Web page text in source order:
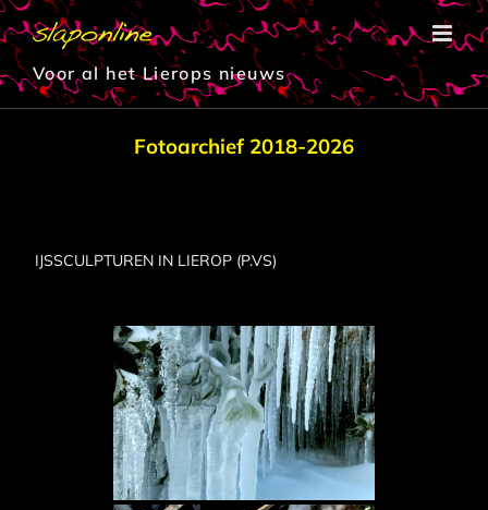
Ga
naar
inhoud
Voor al het Lierops nieuws
Fotoarchief 2018-2026
IJSSCULPTUREN IN LIEROP (P.VS)